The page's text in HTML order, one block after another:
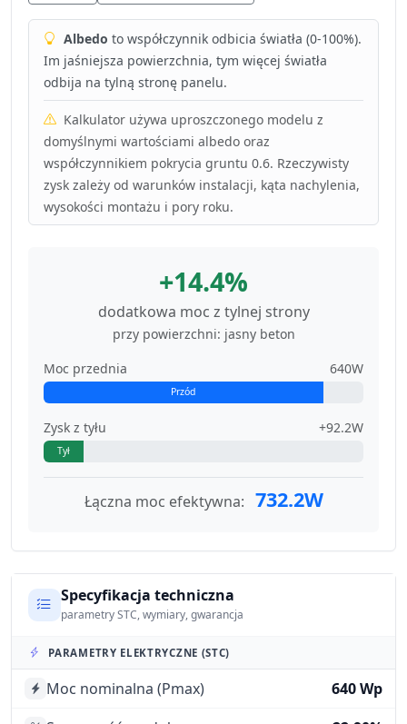
Albedo to współczynnik odbicia światła (0-100%).
Im jaśniejsza powierzchnia, tym więcej światła
odbija na tylną stronę panelu.
Kalkulator używa uproszczonego modelu z
domyślnymi wartościami albedo oraz
współczynnikiem pokrycia gruntu 0.6. Rzeczywisty
zysk zależy od warunków instalacji, kąta nachylenia,
wysokości montażu i pory roku.
+14.4%
dodatkowa moc z tylnej strony
przy powierzchni: jasny beton
Moc przednia
640W
Przód
Zysk z tyłu +92.2W
Tył
Łączna moc efektywna: 732.2W
Specyfikacja techniczna
parametry STC, wymiary, gwarancja
PARAMETRY ELEKTRYCZNE (STC)
Moc nominalna (Pmax)
640 Wp